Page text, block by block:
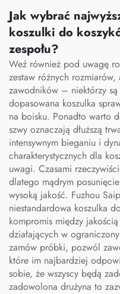
sublimacyjne koszulki
piłkarskie
Jak wybrać
koszulki do
zespołu?
Weź również pod uwagę
zestaw różnych
zawodników – niektórzy
dopasowana koszulka
na boisku. Ponadto warto
szwy oznaczają dłuższą
intensywnym bieganiu i
charakterystycznych dla
uwagi. Czasami
dlatego mądrym
wysoką jakość. Fuzhou
niestandardowa koszulka
kompromis między
działających w
zamów próbki, pozwól
które im najbardziej
sobie, że wszyscy będą
zadowolona drużyna to